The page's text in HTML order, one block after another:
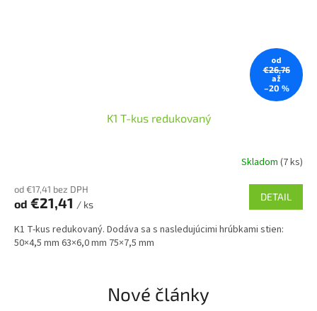
od
€26,76
až
–20 %
K1 T-kus redukovaný
Skladom (7 ks)
od €17,41 bez DPH
od €21,41 / ks
DETAIL
K1 T-kus redukovaný. Dodáva sa s nasledujúcimi hrúbkami stien:
50×4,5 mm 63×6,0 mm 75×7,5 mm
Nové články